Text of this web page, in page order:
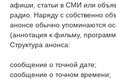
афиши, статьи в СМИ или
радио. Наряду с собственно
анонсе обычно упоминаются
(аннотация к фильму,
Структура анонса:
сообщение о точной дате;
сообщение о точном времени;